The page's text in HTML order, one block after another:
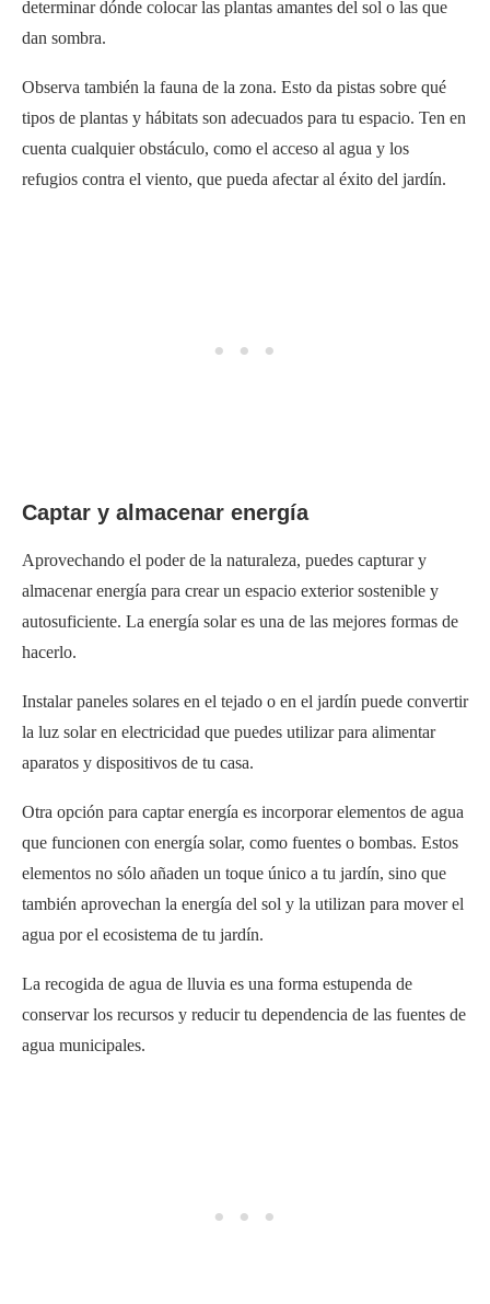
determinar dónde colocar las plantas amantes del sol o las que
dan sombra.
Observa también la fauna de la zona. Esto da pistas sobre qué
tipos de plantas y hábitats son adecuados para tu espacio. Ten en
cuenta cualquier obstáculo, como el acceso al agua y los
refugios contra el viento, que pueda afectar al éxito del jardín.
Captar y almacenar energía
Aprovechando el poder de la naturaleza, puedes capturar y
almacenar energía para crear un espacio exterior sostenible y
autosuficiente. La energía solar es una de las mejores formas de
hacerlo.
Instalar paneles solares en el tejado o en el jardín puede convertir
la luz solar en electricidad que puedes utilizar para alimentar
aparatos y dispositivos de tu casa.
Otra opción para captar energía es incorporar elementos de agua
que funcionen con energía solar, como fuentes o bombas. Estos
elementos no sólo añaden un toque único a tu jardín, sino que
también aprovechan la energía del sol y la utilizan para mover el
agua por el ecosistema de tu jardín.
La recogida de agua de lluvia es una forma estupenda de
conservar los recursos y reducir tu dependencia de las fuentes de
agua municipales.